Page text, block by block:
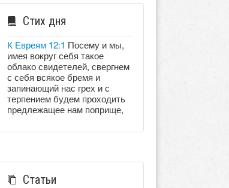
Стих дня
К Евреям 12:1 Посему и мы,
имея вокруг себя такое
облако свидетелей, свергнем
с себя всякое бремя и
запинающий нас грех и с
терпением будем проходить
предлежащее нам поприще,
Статьи